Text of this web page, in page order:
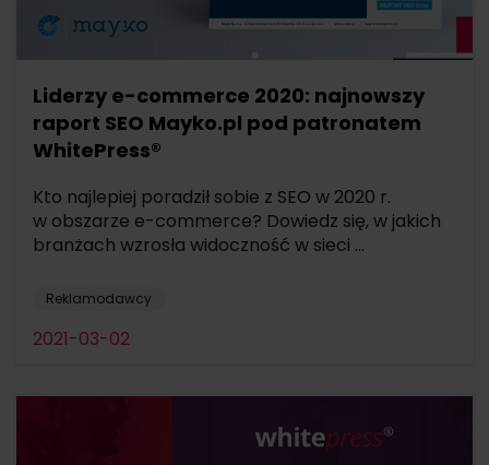
Liderzy e-commerce 2020: najnowszy
raport SEO Mayko.pl pod patronatem
WhitePress®
Kto najlepiej poradził sobie z SEO w 2020 r.
w obszarze e-commerce? Dowiedz się, w jakich
branżach wzrosła widoczność w sieci ...
Reklamodawcy
2021-03-02